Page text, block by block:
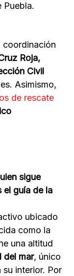
Puebla.
coordinación
Roja,
Civil
Asimismo,
de rescate
sigue
el guía de la
ubicado
como la
una altitud
del mar, único
interior. Por